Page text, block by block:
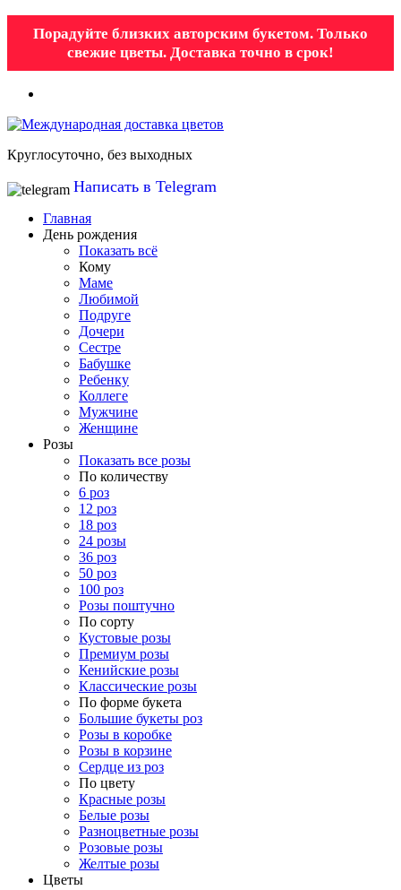
Порадуйте близких авторским букетом. Только
свежие цветы. Доставка точно в срок!
Круглосуточно, без выходных
Написать в Telegram
Главная
День рождения
Показать всё
Кому
Маме
Любимой
Подруге
Дочери
Сестре
Бабушке
Ребенку
Коллеге
Мужчине
Женщине
Розы
Показать все розы
По количеству
6 роз
12 роз
18 роз
24 розы
36 роз
50 роз
100 роз
Розы поштучно
По сорту
Кустовые розы
Премиум розы
Кенийские розы
Классические розы
По форме букета
Большие букеты роз
Розы в коробке
Розы в корзине
Сердце из роз
По цвету
Красные розы
Белые розы
Разноцветные розы
Розовые розы
Желтые розы
Цветы